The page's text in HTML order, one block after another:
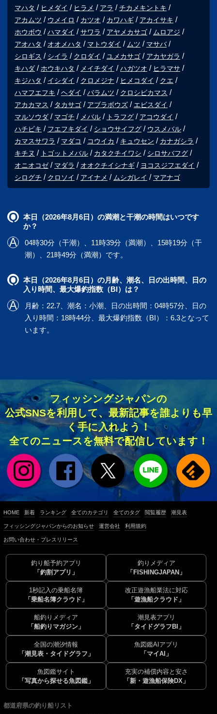
マハタ ヒメダイ ヒラメ アラ
チカメキントキ
アカムツ
ウメイロ カツオ カワハギ
アカイサキ
ホウボウ
ハマダイ サワラ アヤメカサゴ
ムロアジ
アオハタ
オオメハタ マトウダイ ムツ
マサバ
シロギス
シイラ クロダイ ユメカサゴ
アカヤガラ
キハダ
ホウキハタ メイチダイ ハガツオ
ヒラマサ
キジハタ
イシダイ クロメジナ ヒメコダイ
クエ
ハマフエフキ
ヘダイ バラムツ
クロシビカマス
アカカマス
タカサゴ アブラボウズ
エビスダイ
マルソウダ
マゴチ メバル トラフグ
アコウダイ
ハチビキ
フエフキダイ ショウサイフグ
ウスメバル
カマスサワラ
マダコ コウイカ キュウセン
カナガシラ
キチヌ
トゴットメバル カタクチイワシ
シロサバフグ
オニオコゼ
マダラ オオクチイシナギ
ヨコスジフエダイ
シログチ
クロソイ アイナメ ムシガレイ マアナゴ
本日（2026年8月6日）の満潮と干潮の時間はいつです
か？
04時30分（干潮）、11時39分（満潮）、15時19分（干
潮）、21時49分（満潮）です。
本日（2026年8月6日）の月齢、潮名、日の出時間、日の
入り時間、最大爆釣指数（BI）は？
月齢：22.7、潮名：小潮、日の出時間：04時57分、日の
入り時間：18時44分、最大爆釣指数（BI）：6.3となって
います。
フィッシングジャパンの
公式SNSを利用して、最新記事を誰よりも早
く手に入れよう！
全てのニュースを無料で配信しています！
HOME 新着 ランキング 全てのカテゴリ 全てのタグ 閲覧履歴 潮見表
フィッシングジャパンからのお知らせ 運営会社 利用規約
お問い合わせ・プレスリリース
釣り船予約アプリ
「釣割アプリ」
釣りメディア
「FISHINGJAPAN」
1秒記入の乗船名簿
「乗船名簿クラウド」
改正遊漁船業法に対応
「遊漁船クラウド」
船釣りメディア
「船釣りマガジン」
潮見表アプリ
「タイドグラフBI」
全国の潮汐情報
「潮見表・タイドグラフ」
魚図鑑AIアプリ
「マイAI」
魚図鑑サイト
「写真から探せる魚図鑑」
充実の補償内容と安さ
「新・遊漁船保険DX」
都道府県の釣り船リスト